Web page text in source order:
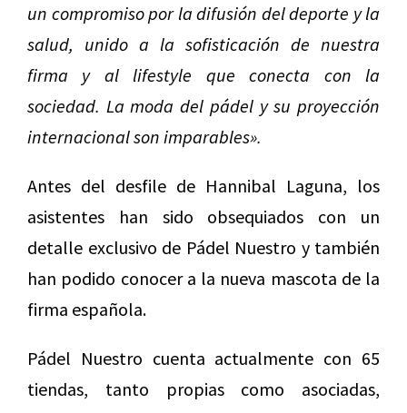
un compromiso por la difusión del deporte y la
salud, unido a la sofisticación de nuestra
firma y al lifestyle que conecta con la
sociedad. La moda del pádel y su proyección
internacional son imparables».
Antes del desfile de Hannibal Laguna, los
asistentes han sido obsequiados con un
detalle exclusivo de Pádel Nuestro y también
han podido conocer a la nueva mascota de la
firma española.
Pádel Nuestro cuenta actualmente con 65
tiendas, tanto propias como asociadas,